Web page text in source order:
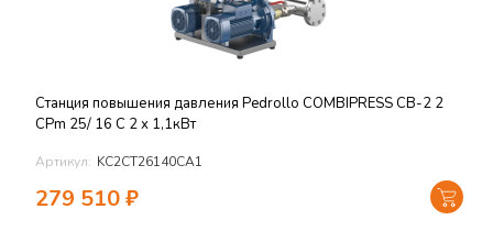
Станция повышения давления Pedrollo COMBIPRESS CB-2 2
CPm 25/ 16 C 2 х 1,1кВт
Артикул: KC2CT26140CA1
279 510₽